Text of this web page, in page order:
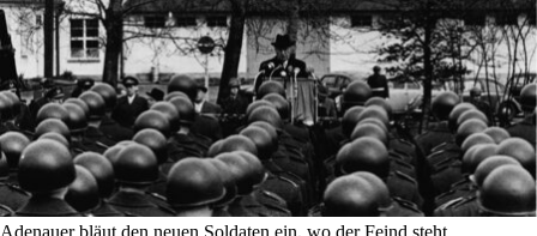
Adenauer bläut den neuen Soldaten ein, wo der Feind steht